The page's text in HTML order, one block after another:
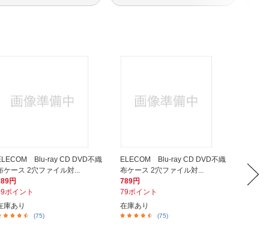
Blu-ray CD DVD不織
ケース 2穴ファイル対...
円
ポイント
庫あり
(75)
ELECOM Blu-ray CD DVD不織
布ケース 2穴ファイル対...
789円
79ポイント
在庫あり
(75)
D対応
800円